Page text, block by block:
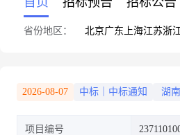
省份地区： 北京广东 上海江苏浙
2026-08-07 中标｜中标通知 湖
项目编号